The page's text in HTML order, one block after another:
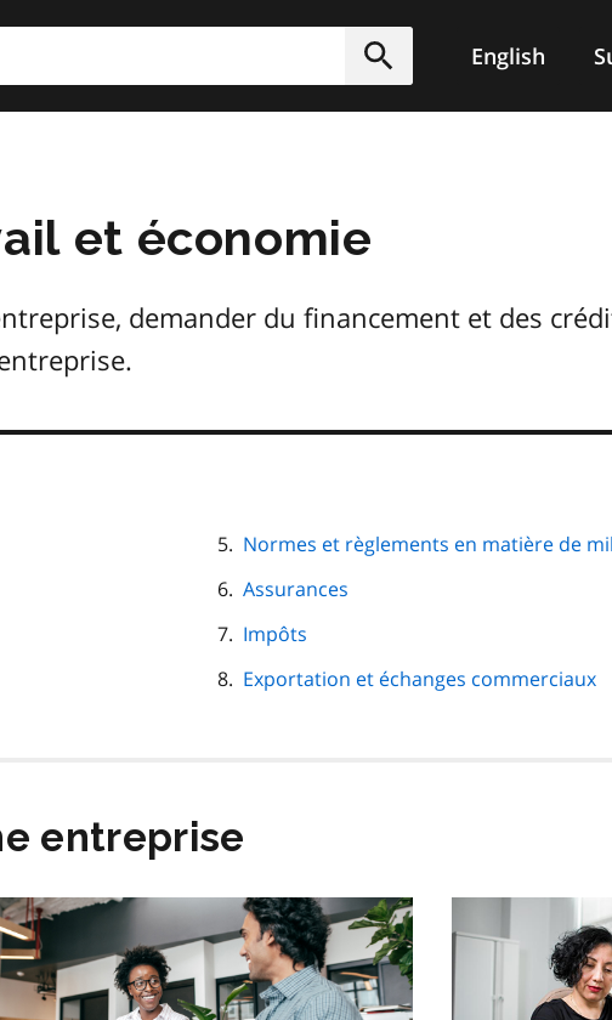
Soumettre
English
et économie
demander du financement et des
Normes et règlements en matière de
Assurances
Impôts
Exportation et échanges commerciaux
entreprise